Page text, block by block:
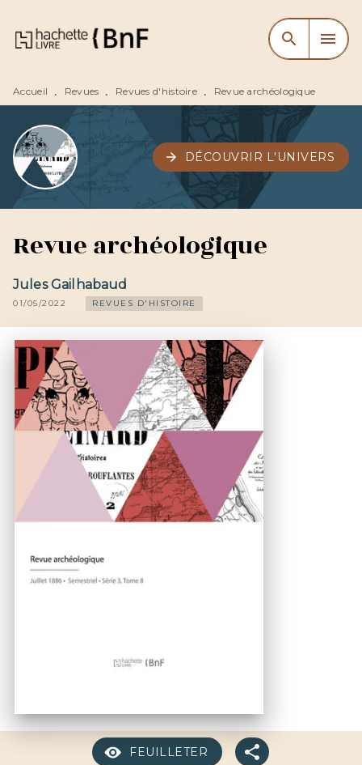
MENU RECHERCHE
CONTENU
search menu
Accueil • Revues • Revues d'histoire • Revue archéologique
arrow_forward DÉCOUVRIR L'UNIVERS
Revue archéologique
Jules Gailhabaud
01/05/2022 REVUES D'HISTOIRE
FEUILLETER